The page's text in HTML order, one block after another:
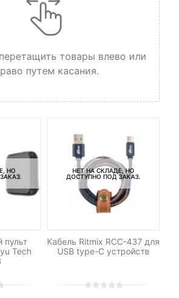
товары влево или
путем касания.
НО
пульт
Tech
НЕТ НА СКЛАДЕ, НО
ДОСТУПНО ПОД ЗАКАЗ.
Кабель Ritmix RCC-437 для
USB type-C устройств